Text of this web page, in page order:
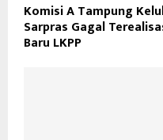
Komisi A Tampung
Sarpras Gagal
Baru LKPP